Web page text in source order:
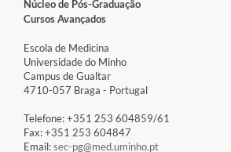
Núcleo de Pós-Graduação
Cursos Avançados
Escola de Medicina
Universidade do Minho
Campus de Gualtar
4710-057 Braga - Portugal
Telefone: +351 253 604859/61
Fax: +351 253 604847
Email:sec-pg@med.uminho.pt